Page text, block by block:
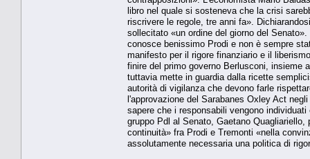
libro nel quale si sosteneva che la crisi
riscrivere le regole, tre anni fa».
sollecitato «un ordine del giorno del
conosce benissimo Prodi e non è sempre
manifesto per il rigore finanziario e il
finire del primo governo Berlusconi, insieme
tuttavia mette in guardia dalla ricette
autorità di vigilanza che devono farle
l'approvazione del Sarabanes Oxley Act
sapere che i responsabili vengono
gruppo Pdl al Senato, Gaetano
continuità» fra Prodi e Tremonti «nella
assolutamente necessaria una politica di